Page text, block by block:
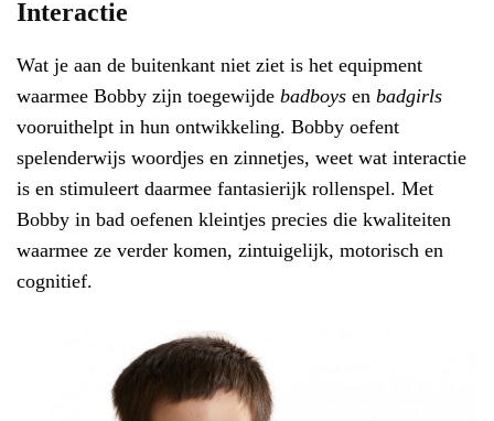
Interactie
Wat je aan de buitenkant niet ziet is het equipment
waarmee Bobby zijn toegewijde badboys en badgirls
vooruithelpt in hun ontwikkeling. Bobby oefent
spelenderwijs woordjes en zinnetjes, weet wat interactie
is en stimuleert daarmee fantasierijk rollenspel. Met
Bobby in bad oefenen kleintjes precies die kwaliteiten
waarmee ze verder komen, zintuigelijk, motorisch en
cognitief.